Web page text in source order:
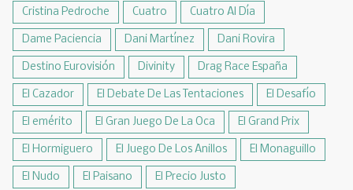
Cristina Pedroche Cuatro Cuatro Al Día
Dame Paciencia Dani Martínez Dani Rovira
Destino Eurovisión Divinity Drag Race España
El Cazador El Debate De Las Tentaciones El Desafío
El emérito El Gran Juego De La Oca El Grand Prix
El Hormiguero El Juego De Los Anillos El Monaguillo
El Nudo El Paisano El Precio Justo